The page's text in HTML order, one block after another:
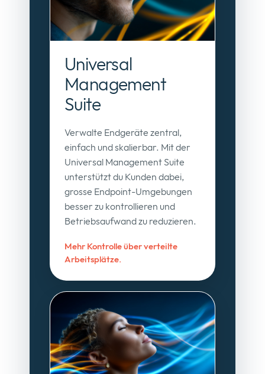
Universal
Management
Suite
Verwalte Endgeräte zentral,
einfach und skalierbar. Mit der
Universal Management Suite
unterstützt du Kunden dabei,
grosse Endpoint-Umgebungen
besser zu kontrollieren und
Betriebsaufwand zu reduzieren.
Mehr Kontrolle über verteilte
Arbeitsplätze.